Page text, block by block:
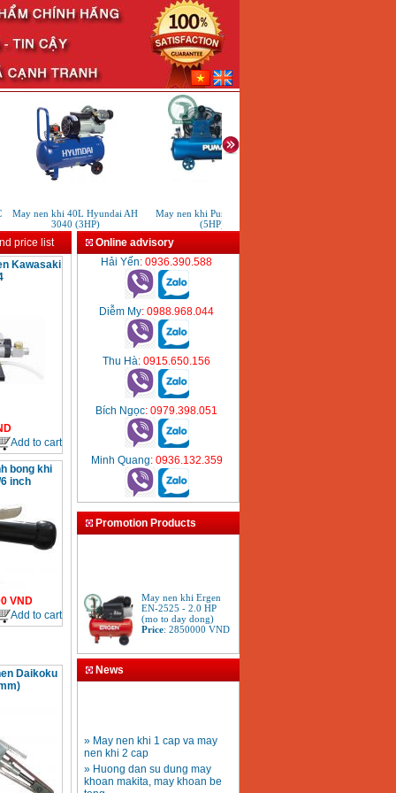
May nen khi 40L Hyundai AH
3040 (3HP)
May nen khi Puma PX5160
(5HP)
price list
Kawasaki
Add to cart
bong khi
inch
VND
Add to cart
Daikoku
Online advisory
Hải Yến: 0936.390.588
Diễm My: 0988.968.044
Thu Hà: 0915.650.156
Bích Ngọc: 0979.398.051
Minh Quang: 0936.132.359
Promotion Products
EN-2525 - 2.0 HP
(mo to day dong)
Price: 2850000VND
News
nen khi 2 cap
» Huong dan su dung may
khoan makita, may khoan be
tong